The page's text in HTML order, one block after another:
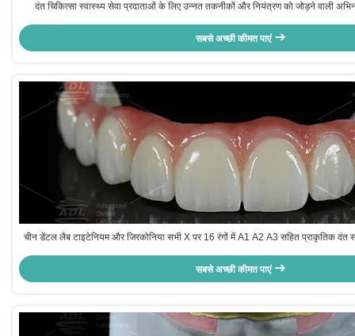
दंत चिकित्सा स्वास्थ्य सेवा प्रदाताओं के लिए उन्नत तकनीकों और नियंत्रण को जोड़ने वाली
सबसे अच्छी कीमत पाएं
चीन डेंटल लैब टाइटेनियम और जिरकोनिया सभी X पर 16 रंगों में A1 A2 A3 सहित प्राकृतिक दंत
सबसे अच्छी कीमत पाएं